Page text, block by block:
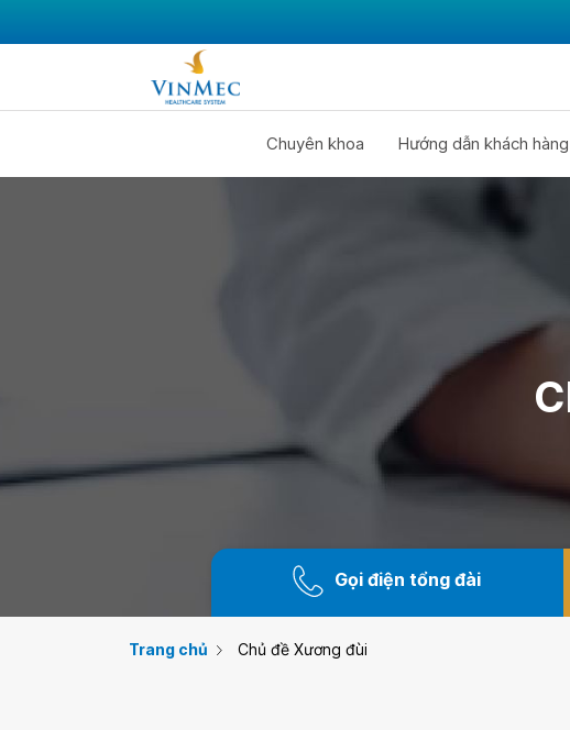
Chuyên khoa Hướng dẫn khách hàng
Gọi điện tổng đài
Trang chủ Chủ đề Xương đùi